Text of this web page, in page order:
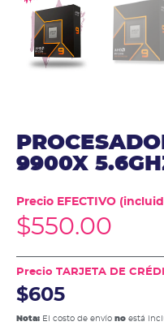
9900X
Precio EFECTIVO
$550.00
Precio TARJETA DE
$605
Nota: El costo de envío no está